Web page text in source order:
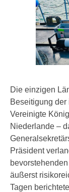
Die einzigen
Beseitigung
Vereinigte
Niederlande –
Präsident
äußerst
Tagen berichtete